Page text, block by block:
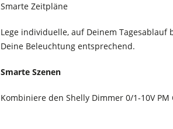
Smarte Zeitpläne
Lege individuelle, auf Deinem
Deine Beleuchtung entsprechend.
Smarte Szenen
Kombiniere den Shelly Dimmer 0/1-10V